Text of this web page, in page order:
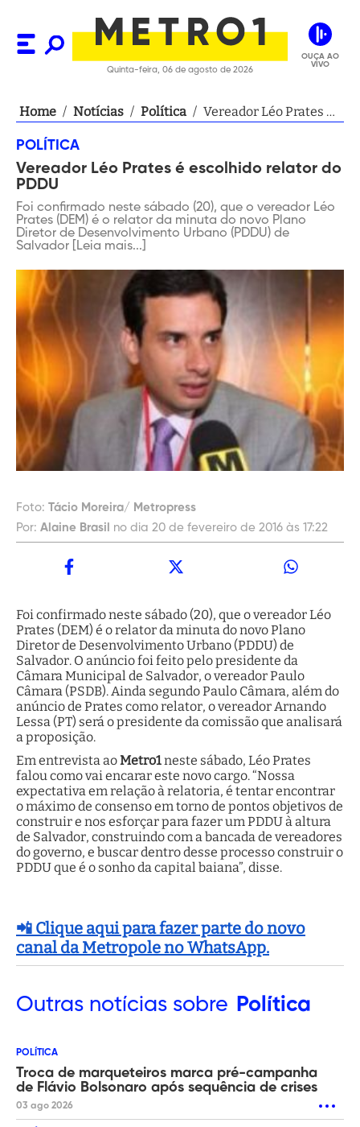
Quinta-feira, 06 de agosto de 2026
OUÇA AO
VIVO
Home / Notícias / Política / Vereador Léo Prates é
POLÍTICA
Vereador Léo Prates é escolhido relator do
PDDU
Foi confirmado neste sábado (20), que o vereador Léo
Prates (DEM) é o relator da minuta do novo Plano
Diretor de Desenvolvimento Urbano (PDDU) de
Salvador [Leia mais...]
Foto: Tácio Moreira/ Metropress
Por: Alaine Brasil no dia 20 de fevereiro de 2016 às 17:22
Foi confirmado neste sábado (20), que o vereador Léo
Prates (DEM) é o relator da minuta do novo Plano
Diretor de Desenvolvimento Urbano (PDDU) de
Salvador. O anúncio foi feito pelo presidente da
Câmara Municipal de Salvador, o vereador Paulo
Câmara (PSDB). Ainda segundo Paulo Câmara, além do
anúncio de Prates como relator, o vereador Arnando
Lessa (PT) será o presidente da comissão que analisará
a proposição.
Em entrevista aoMetro1neste sábado, Léo Prates
falou como vai encarar este novo cargo. “Nossa
expectativa em relação à relatoria, é tentar encontrar
o máximo de consenso em torno de pontos objetivos de
construir e nos esforçar para fazer um PDDU à altura
de Salvador, construindo com a bancada de vereadores
do governo, e buscar dentro desse processo construir o
PDDU que é o sonho da capital baiana”, disse.
📲 Clique aqui para fazer parte do novo
canal da Metropole no WhatsApp.
Outras notícias sobre Política
POLÍTICA
Troca de marqueteiros marca pré-campanha
de Flávio Bolsonaro após sequência de crises
03 ago 2026